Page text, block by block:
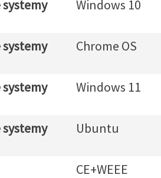
systemy
Windows 10
systemy
Chrome OS
systemy
Windows 11
systemy
Ubuntu
CE+WEEE